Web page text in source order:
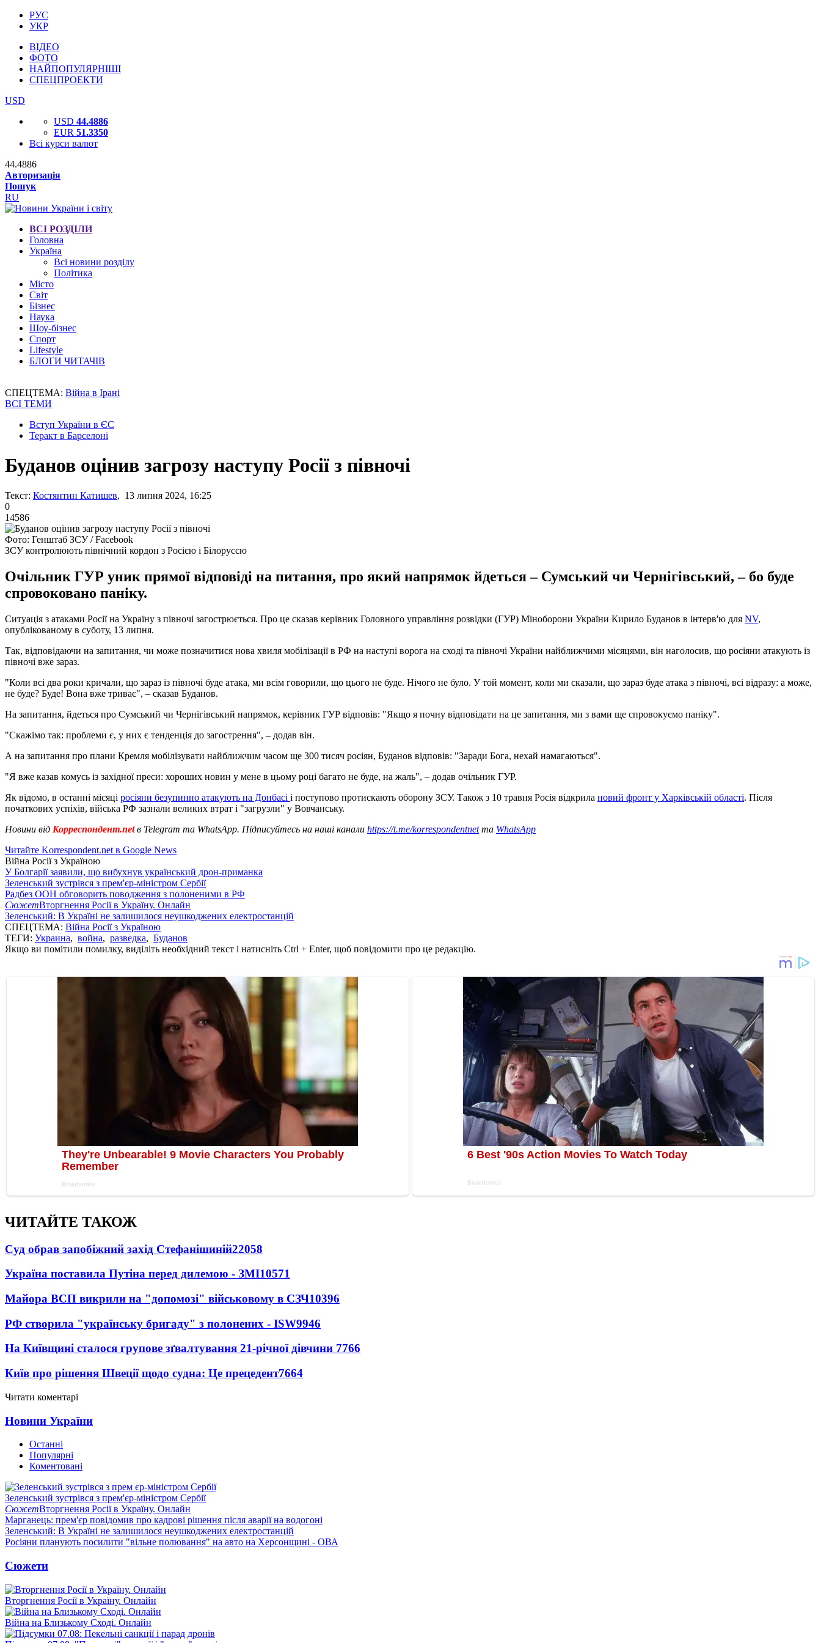
РУС
УКР
ВІДЕО
ФОТО
НАЙПОПУЛЯРНІШІ
СПЕЦПРОЕКТИ
USD
USD 44.4886
EUR 51.3350
Всі курси валют
44.4886
Авторизація
Пошук
RU
ВСІ РОЗДІЛИ
Головна
Україна
Всі новини розділу
Політика
Місто
Світ
Бізнес
Наука
Шоу-бізнес
Спорт
Lifestyle
БЛОГИ ЧИТАЧІВ
СПЕЦТЕМА: Війна в Ірані
ВСІ ТЕМИ
Вступ України в ЄС
Теракт в Барселоні
Буданов оцінив загрозу наступу Росії з півночі
Текст: Костянтин Катишев, 13 липня 2024, 16:25
0
14586
Фото: Генштаб ЗСУ / Facebook
ЗСУ контролюють північний кордон з Росією і Білоруссю
Очільник ГУР уник прямої відповіді на питання, про який напрямок йдеться – Сумський чи Чернігівський, – бо буде
спровоковано паніку.
Ситуація з атаками Росії на Україну з півночі загострюється. Про це сказав керівник Головного управління розвідки (ГУР) Міноборони України Кирило Буданов в інтерв'ю для NV,
опублікованому в суботу, 13 липня.
Так, відповідаючи на запитання, чи може позначитися нова хвиля мобілізації в РФ на наступі ворога на сході та півночі України найближчими місяцями, він наголосив, що росіяни атакують із
півночі вже зараз.
"Коли всі два роки кричали, що зараз із півночі буде атака, ми всім говорили, що цього не буде. Нічого не було. У той момент, коли ми сказали, що зараз буде атака з півночі, всі відразу: а може,
не буде? Буде! Вона вже триває", – сказав Буданов.
На запитання, йдеться про Сумський чи Чернігівський напрямок, керівник ГУР відповів: "Якщо я почну відповідати на це запитання, ми з вами ще спровокуємо паніку".
"Скажімо так: проблеми є, у них є тенденція до загострення", – додав він.
А на запитання про плани Кремля мобілізувати найближчим часом ще 300 тисяч росіян, Буданов відповів: "Заради Бога, нехай намагаються".
"Я вже казав комусь із західної преси: хороших новин у мене в цьому році багато не буде, на жаль", – додав очільник ГУР.
Як відомо, в останні місяці росіяни безупинно атакують на Донбасі і поступово протискають оборону ЗСУ. Також з 10 травня Росія відкрила новий фронт у Харківській області. Після
початкових успіхів, війська РФ зазнали великих втрат і "загрузли" у Вовчанську.
Новини від Корреспондент.netв Telegram та WhatsApp. Підписуйтесь на наші канали https://t.me/korrespondentnetта WhatsApp
Читайте Korrespondent.net в Google News
Війна Росії з Україною
У Болгарії заявили, що вибухнув український дрон-приманка
Зеленський зустрівся з прем'єр-міністром Сербії
Радбез ООН обговорить поводження з полоненими в РФ
СюжетВторгнення Росії в Україну. Онлайн
Зеленський: В Україні не залишилося неушкоджених електростанцій
СПЕЦТЕМА: Війна Росії з Україною
ТЕГИ: Украина, война, разведка, Буданов
Якщо ви помітили помилку, виділіть необхідний текст і натисніть Ctrl + Enter, щоб повідомити про це редакцію.
ЧИТАЙТЕ ТАКОЖ
Суд обрав запобіжний захід Стефанішиній22058
Україна поставила Путіна перед дилемою - ЗМІ10571
Майора ВСП викрили на "допомозі" військовому в СЗЧ10396
РФ створила "українську бригаду" з полонених - ISW9946
На Київщині сталося групове зґвалтування 21-річної дівчини 7766
Київ про рішення Швеції щодо судна: Це прецедент7664
Читати коментарі
Новини України
Останні
Популярні
Коментовані
Зеленський зустрівся з прем'єр-міністром Сербії
СюжетВторгнення Росії в Україну. Онлайн
Марганець: прем'єр повідомив про кадрові рішення після аварії на водогоні
Зеленський: В Україні не залишилося неушкоджених електростанцій
Росіяни планують посилити "вільне полювання" на авто на Херсонщині - ОВА
Сюжети
Вторгнення Росії в Україну. Онлайн
Війна на Близькому Сході. Онлайн